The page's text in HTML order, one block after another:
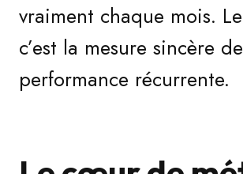
vraiment chaque mois. Le
c’est la mesure sincère
performance récurrente.